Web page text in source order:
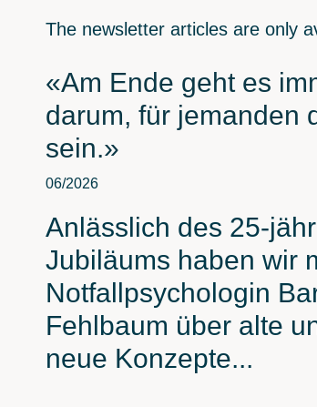
The newsletter articles are only
«Am Ende geht es
darum, für jemanden
sein.»
06/2026
Anlässlich des 25-
Jubiläums haben wir
Notfallpsychologin
Fehlbaum über alte
neue Konzepte...